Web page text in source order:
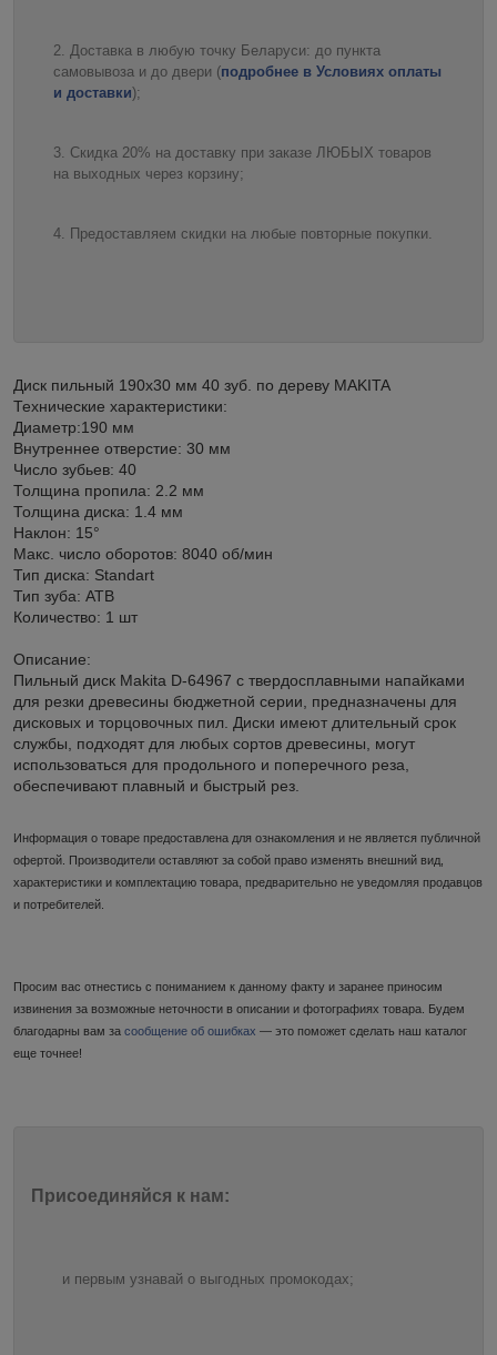
Доставка в любую точку Беларуси: до пункта
самовывоза и до двери (подробнее в Условиях оплаты
и доставки);
Скидка 20% на доставку при заказе ЛЮБЫХ товаров
на выходных через корзину;
Предоставляем скидки на любые повторные покупки.
Диск пильный 190х30 мм 40 зуб. по дереву MAKITA
Технические характеристики:
Диаметр:190 мм
Внутреннее отверстие: 30 мм
Число зубьев: 40
Толщина пропила: 2.2 мм
Толщина диска: 1.4 мм
Наклон: 15°
Макс. число оборотов: 8040 об/мин
Тип диска: Standart
Тип зуба: ATB
Количество: 1 шт
Описание:
Пильный диск Makita D-64967 с твердосплавными напайками
для резки древесины бюджетной серии, предназначены для
дисковых и торцовочных пил. Диски имеют длительный срок
службы, подходят для любых сортов древесины, могут
использоваться для продольного и поперечного реза,
обеспечивают плавный и быстрый рез.
Информация о товаре предоставлена для ознакомления и не является публичной
офертой. Производители оставляют за собой право изменять внешний вид,
характеристики и комплектацию товара, предварительно не уведомляя продавцов
и потребителей.
Просим вас отнестись с пониманием к данному факту и заранее приносим
извинения за возможные неточности в описании и фотографиях товара. Будем
благодарны вам за сообщение об ошибках — это поможет сделать наш каталог
еще точнее!
Присоединяйся к нам:
и первым узнавай о выгодных промокодах;